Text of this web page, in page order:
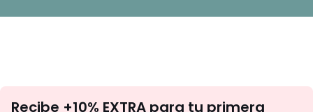
Recibe +10% EXTRA para tu primera